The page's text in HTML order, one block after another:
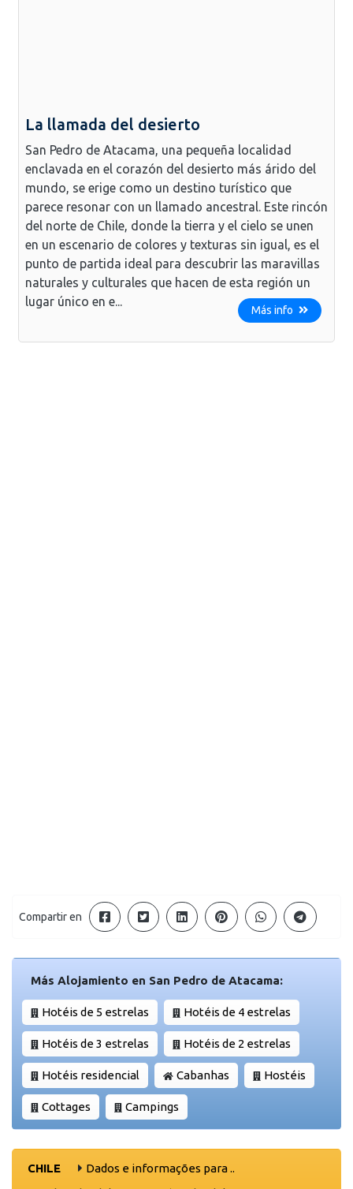
La llamada del desierto
San Pedro de Atacama, una pequeña localidad
enclavada en el corazón del desierto más árido del
mundo, se erige como un destino turístico que
parece resonar con un llamado ancestral. Este rincón
del norte de Chile, donde la tierra y el cielo se unen
en un escenario de colores y texturas sin igual, es el
punto de partida ideal para descubrir las maravillas
naturales y culturales que hacen de esta región un
lugar único en e...
Más info
Compartir en
Más Alojamiento en San Pedro de Atacama:
Hotéis de 5 estrelas Hotéis de 4 estrelas
Hotéis de 3 estrelas Hotéis de 2 estrelas
Hotéis residencial Cabanhas Hostéis
Cottages Campings
CHILE
Dados e informações para ..